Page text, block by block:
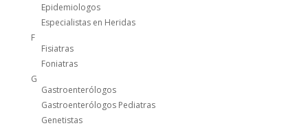
Epidemiologos
Especialistas en Heridas
F
Fisiatras
Foniatras
G
Gastroenterólogos
Gastroenterólogos Pediatras
Genetistas